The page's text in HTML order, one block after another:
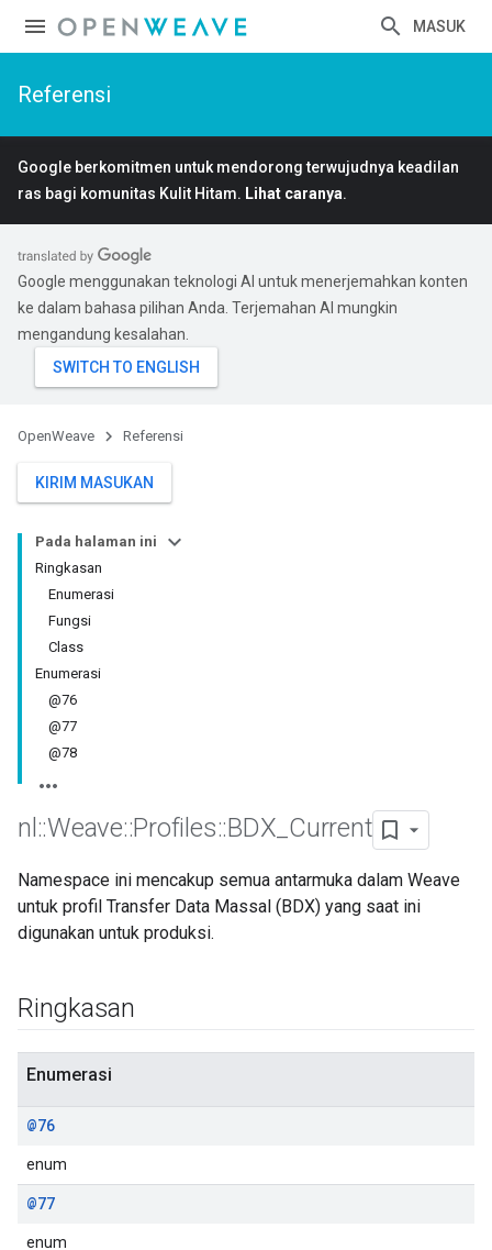
MASUK
Referensi
Google berkomitmen untuk mendorong terwujudnya keadilan
ras bagi komunitas Kulit Hitam. Lihat caranya.
Google menggunakan teknologi AI untuk menerjemahkan konten
ke dalam bahasa pilihan Anda. Terjemahan AI mungkin
mengandung kesalahan.
OpenWeave Referensi
KIRIM MASUKAN
Pada halaman ini
Ringkasan
Enumerasi
Fungsi
Class
Enumerasi
@76
@77
@78
nl ::Weave::Profiles::BDX Current
Namespace ini mencakup semua antarmuka dalam Weave
untuk profil Transfer Data Massal (BDX) yang saat ini
digunakan untuk produksi.
Ringkasan
Enumerasi
@76
enum
@77
enum